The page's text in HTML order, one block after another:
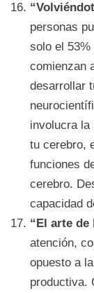
personas
solo el
comienzan
desarrollar
involucra la
tu cerebro,
funciones
cerebro.
capacidad
“El arte de
atención,
opuesto a
productiva.